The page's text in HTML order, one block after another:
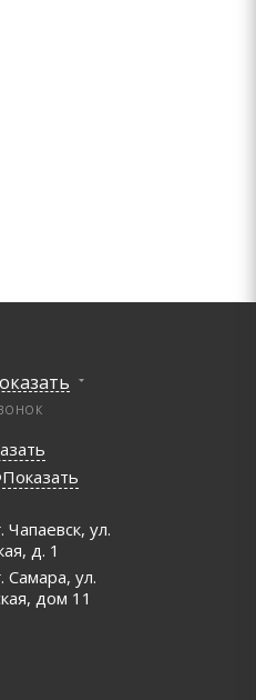
Показать
Чапаевск, ул.
д. 1
Самара, ул.
дом 11